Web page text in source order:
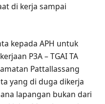
di kerja sampai
kepada APH untuk
P3A – TGAI TA
Pattallassang
yang di duga dikerja
lapangan bukan dari